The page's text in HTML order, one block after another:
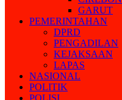
GARUT
PEMERINTAHAN
DPRD
PENGADILAN
KEJAKSAAN
LAPAS
NASIONAL
POLITIK
POLISI